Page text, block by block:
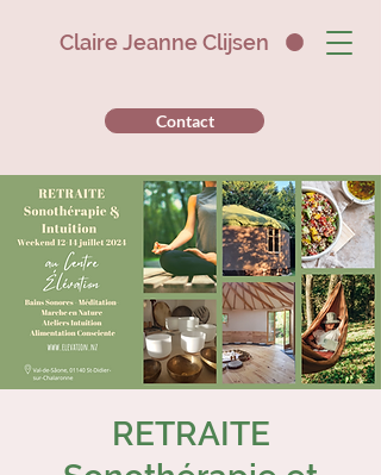
Claire Jeanne Clijsen
Contact
RETRAITE